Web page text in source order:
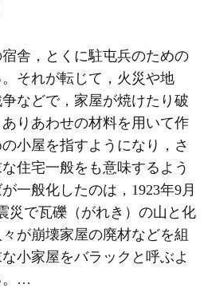
舎，とくに駐屯兵のための
それが転じて，火災や地
などで，家屋が焼けたり破
りあわせの材料を用いて作
小屋を指すようになり，さ
住宅一般をも意味するよう
一般化したのは，1923年9月
災で瓦礫（がれき）の山と化
が崩壊家屋の廃材などを組
小家屋をバラックと呼ぶよ
。…